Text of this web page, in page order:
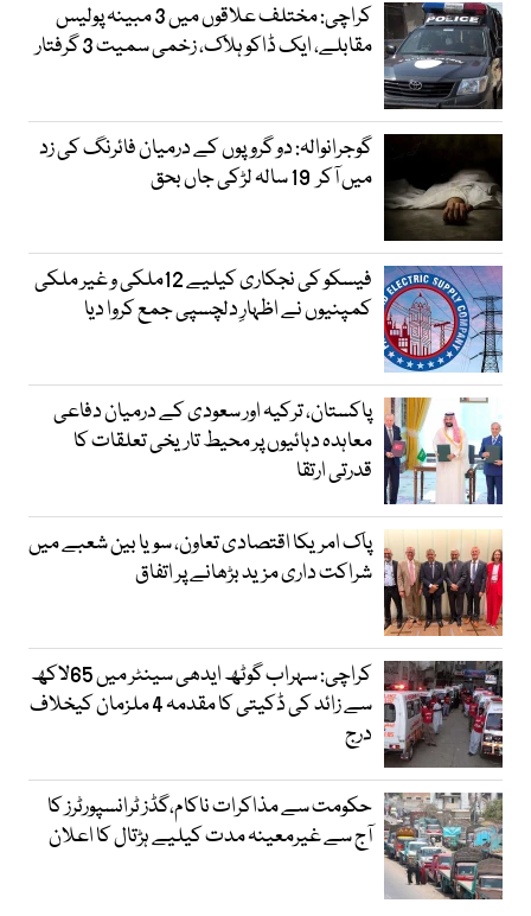
کراچی: مختلف علاقوں میں 3 مبینہ پولیس
مقابلے، ایک ڈاکو ہلاک، زخمی سمیت 3 گرفتار
گوجرانوالہ: دو گروپوں کے درمیان فائرنگ کی زد
میں آکر 19 سالہ لڑکی جاں بحق
فیسکو کی نجکاری کیلیے 12ملکی و غیر ملکی
کمپنیوں نے اظہارِ دلچسپی جمع کروا دیا
پاکستان، ترکیہ اور سعودی کے درمیان دفاعی
معاہدہ دہائیوں پر محیط تاریخی تعلقات کا
قدرتی ارتقا
پاک امریکا اقتصادی تعاون، سویا بین شعبے میں
شراکت داری مزید بڑھانے پر اتفاق
کراچی: سہراب گوٹھ ایدھی سینٹر میں 65لاکھ
سے زائد کی ڈکیتی کا مقدمہ 4 ملزمان کیخلاف
درج
حکومت سے مذاکرات ناکام،گڈز ٹرانسپورٹرز کا
آج سے غیرمعینہ مدت کیلیے ہڑتال کا اعلان